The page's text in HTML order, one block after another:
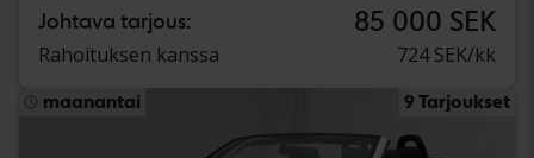
Johtava tarjous: 85 000 SEK
Rahoituksen kanssa 724 SEK/kk
maanantai 9 Tarjoukset